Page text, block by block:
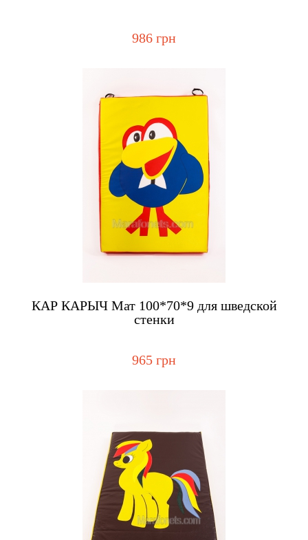
986 грн
КАР КАРЫЧ Мат 100*70*9 для шведской
стенки
965 грн